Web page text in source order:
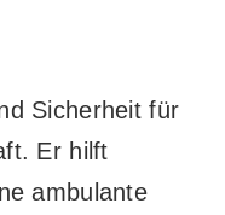
Sicherheit für
Er hilft
ambulante